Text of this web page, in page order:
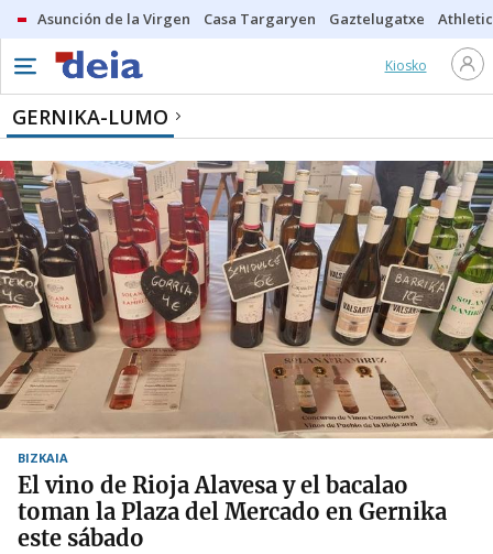
Asunción de la Virgen Casa Targaryen Gaztelugatxe Athletic
Kiosko
GERNIKA-LUMO
BIZKAIA
El vino de Rioja Alavesa y el bacalao
toman la Plaza del Mercado en Gernika
este sábado